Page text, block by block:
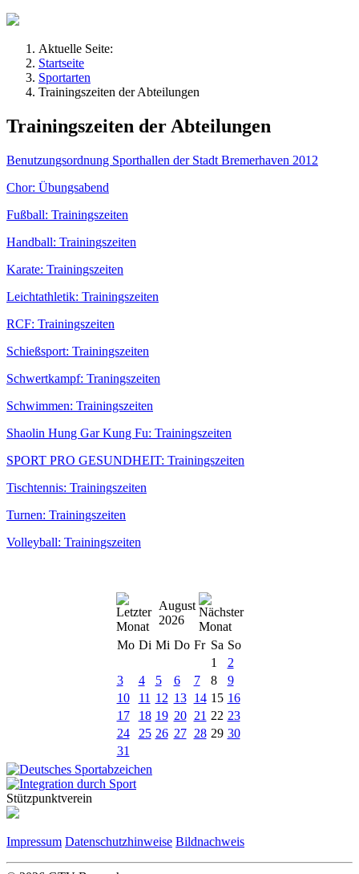
Aktuelle Seite:
Startseite
Sportarten
Trainingszeiten der Abteilungen
Trainingszeiten der Abteilungen
Benutzungsordnung Sporthallen der Stadt Bremerhaven 2012
Chor: Übungsabend
Fußball: Trainingszeiten
Handball: Trainingszeiten
Karate: Trainingszeiten
Leichtathletik: Trainingszeiten
RCF: Trainingszeiten
Schießsport: Trainingszeiten
Schwertkampf: Traningszeiten
Schwimmen: Trainingszeiten
Shaolin Hung Gar Kung Fu: Trainingszeiten
SPORT PRO GESUNDHEIT: Trainingszeiten
Tischtennis: Trainingszeiten
Turnen: Trainingszeiten
Volleyball: Trainingszeiten
August
2026
Mo Di Mi Do Fr Sa So
1
2
3
4 5 6 7 8
9
10
11 12 13 14 15 16
17
18 19 20 21 22 23
24
25 26 27 28 29 30
31
Stützpunktverein
Impressum Datenschutzhinweise Bildnachweis